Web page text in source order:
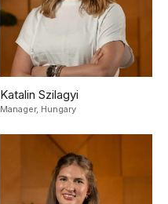
Katalin Szilagyi
Manager, Hungary